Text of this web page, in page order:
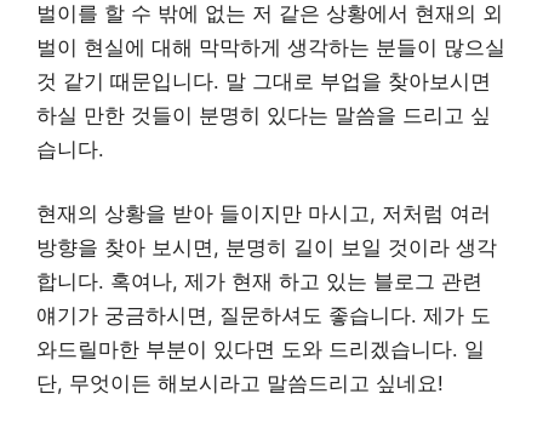
벌이를 할 수 밖에 없는 저 같은 상황에서 현재의 외
벌이 현실에 대해 막막하게 생각하는 분들이 많으실
것 같기 때문입니다. 말 그대로 부업을 찾아보시면
하실 만한 것들이 분명히 있다는 말씀을 드리고 싶
습니다.
현재의 상황을 받아 들이지만 마시고, 저처럼 여러
방향을 찾아 보시면, 분명히 길이 보일 것이라 생각
합니다. 혹여나, 제가 현재 하고 있는 블로그 관련
얘기가 궁금하시면, 질문하셔도 좋습니다. 제가 도
와드릴마한 부분이 있다면 도와 드리겠습니다. 일
단, 무엇이든 해보시라고 말씀드리고 싶네요!